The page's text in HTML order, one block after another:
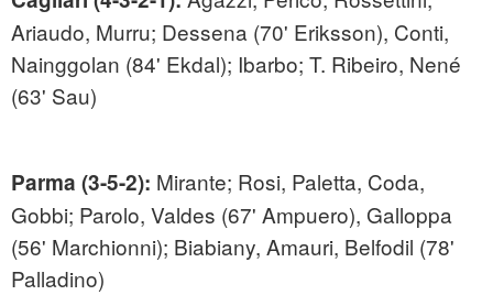
Ariaudo, Murru; Dessena (70' Eriksson), Conti,
Nainggolan (84' Ekdal); Ibarbo; T. Ribeiro, Nené
(63' Sau)
Parma (3-5-2): Mirante; Rosi, Paletta, Coda,
Gobbi; Parolo, Valdes (67' Ampuero), Galloppa
(56' Marchionni); Biabiany, Amauri, Belfodil (78'
Palladino)